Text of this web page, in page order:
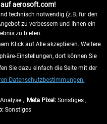
aerosoft.com!
technisch notwendig (z.B. für den
zu verbessern und Ihnen ein
zu bieten.
Klick auf Alle akzeptieren. Weitere
Einstellungen, dort können Sie
Sie dazu einfach die Seite mit der
Datenschutzbestimmungen.
, Meta Pixel:Sonstiges ,
Sonstiges